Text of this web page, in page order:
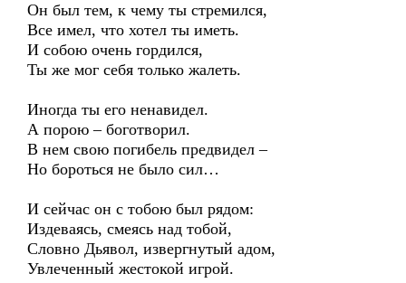
Он был тем, к чему ты стремился,
Все имел, что хотел ты иметь.
И собою очень гордился,
Ты же мог себя только жалеть.
Иногда ты его ненавидел.
А порою – боготворил.
В нем свою погибель предвидел –
Но бороться не было сил…
И сейчас он с тобою был рядом:
Издеваясь, смеясь над тобой,
Словно Дьявол, извергнутый адом,
Увлеченный жестокой игрой.